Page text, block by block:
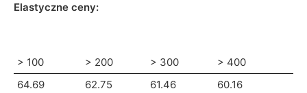
Elastyczne ceny:
> 100 > 200 > 300
> 400
64.69
62.75 61.46 60.16